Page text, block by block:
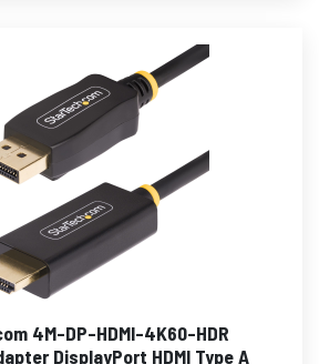
4M-DP-HDMI-4K60-HDR
DisplayPort HDMI Type A